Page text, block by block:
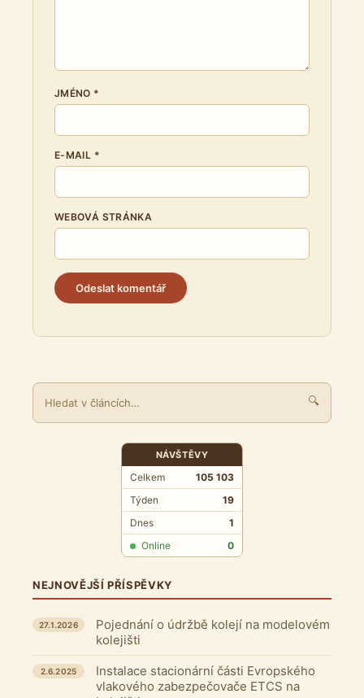
JMÉNO *
E-MAIL *
WEBOVÁ STRÁNKA
🔍
NÁVŠTĚVY
Celkem
105 103
Týden
19
Dnes
1
Online
0
NEJNOVĚJŠÍ PŘÍSPĚVKY
Pojednání o údržbě kolejí na modelovém
kolejišti
27.1.2026
Instalace stacionární části Evropského
vlakového zabezpečovače ETCS na
2.6.2025